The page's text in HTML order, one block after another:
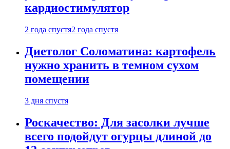
кардиостимулятор
2 года спустя2 года спустя
Диетолог Соломатина: картофель
нужно хранить в темном сухом
помещении
3 дня спустя
Роскачество: Для засолки лучше
всего подойдут огурцы длиной до